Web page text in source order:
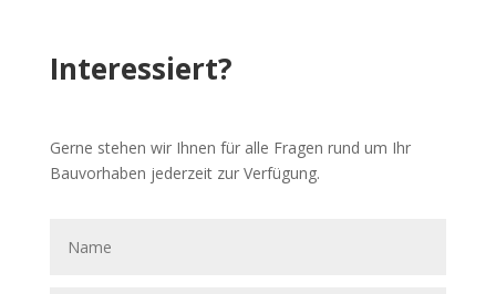
Interessiert?
Gerne stehen wir Ihnen für alle Fragen rund um Ihr
Bauvorhaben jederzeit zur Verfügung.